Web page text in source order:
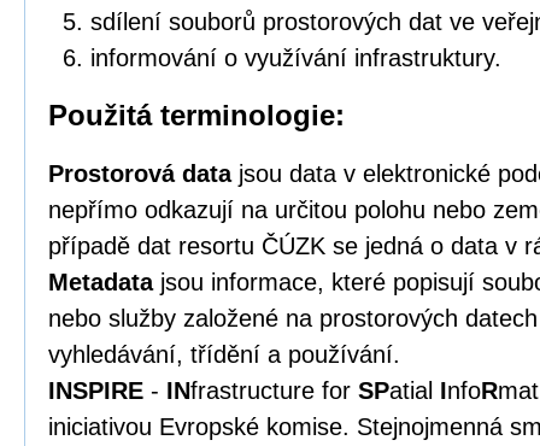
sdílení souborů prostorových dat ve
informování o využívání infrastruktury.
Použitá terminologie:
Prostorová data jsou data v elektronické
nepřímo odkazují na určitou polohu nebo
případě dat resortu ČÚZK se jedná o data v
Metadatajsou informace, které popisují
nebo služby založené na prostorových
vyhledávání, třídění a používání.
INSPIRE - INfrastructure for SPatial InfoR
iniciativou Evropské komise. Stejnojmenná